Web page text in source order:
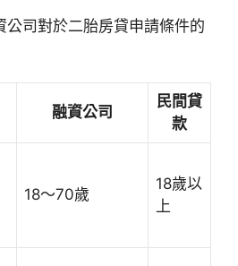
司對於二胎房貸申請條件的
融資公司
民間貸
款
18～70歲
18歲以
上